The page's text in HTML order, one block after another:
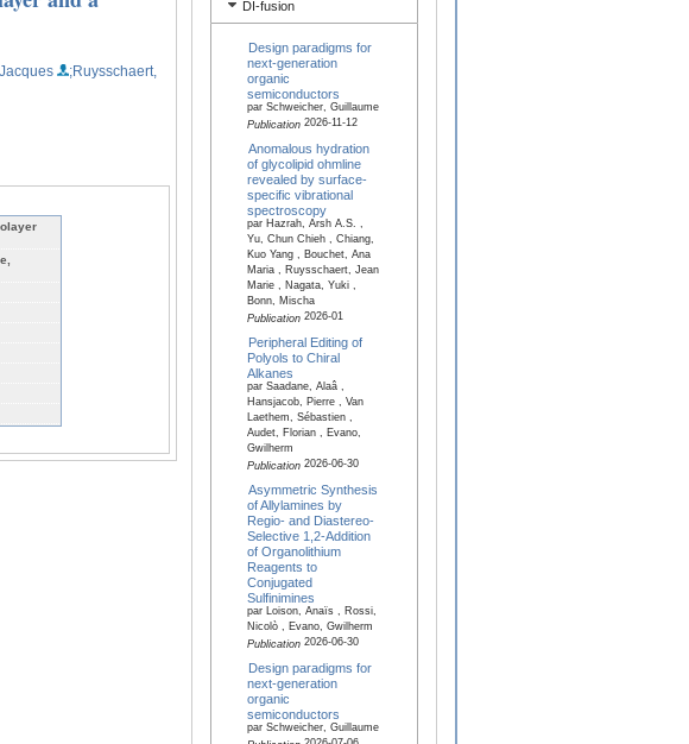
;Ruysschaert,
DI-fusion
Design paradigms for
next-generation
organic
semiconductors
par Schweicher, Guillaume
Publication2026-11-12
Anomalous hydration
of glycolipid ohmline
revealed by surface-
specific vibrational
spectroscopy
par Hazrah, Arsh A.S. ,
Yu, Chun Chieh , Chiang,
Kuo Yang , Bouchet, Ana
Maria , Ruysschaert, Jean
Marie , Nagata, Yuki ,
Bonn, Mischa
Publication2026-01
Peripheral Editing of
Polyols to Chiral
Alkanes
par Saadane, Alaâ ,
Hansjacob, Pierre , Van
Laethem, Sébastien ,
Audet, Florian , Evano,
Gwilherm
Publication2026-06-30
Asymmetric Synthesis
of Allylamines by
Regio- and Diastereo-
Selective 1,2-Addition
of Organolithium
Reagents to
Conjugated
Sulfinimines
par Loison, Anaïs , Rossi,
Nicolò , Evano, Gwilherm
Publication2026-06-30
Design paradigms for
next-generation
organic
semiconductors
par Schweicher, Guillaume